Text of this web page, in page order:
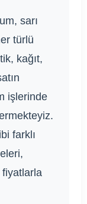
sarı
türlü
kağıt,
işlerinde
farklı